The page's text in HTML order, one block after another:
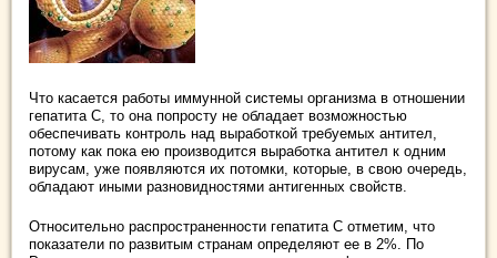
Что касается работы иммунной системы организма в отношении
гепатита С, то она попросту не обладает возможностью
обеспечивать контроль над выработкой требуемых антител,
потому как пока ею производится выработка антител к одним
вирусам, уже появляются их потомки, которые, в свою очередь,
обладают иными разновидностями антигенных свойств.
Относительно распространенности гепатита С отметим, что
показатели по развитым странам определяют ее в 2%. По